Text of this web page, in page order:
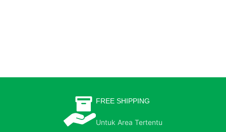
FREE SHIPPING
Untuk Area Tertentu